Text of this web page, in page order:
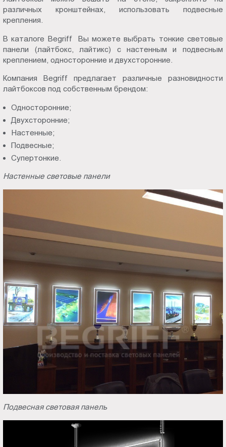
различных кронштейнах, использовать подвесные
крепления.
В каталоге Begriff Вы можете выбрать тонкие световые
панели (лайтбокс, лайтикс) с настенным и подвесным
креплением, односторонние и двухсторонние.
Компания Begriff предлагает различные разновидности
лайтбоксов под собственным брендом:
Односторонние;
Двухсторонние;
Настенные;
Подвесные;
Супертонкие.
Настенные световые панели
Подвесная световая панель